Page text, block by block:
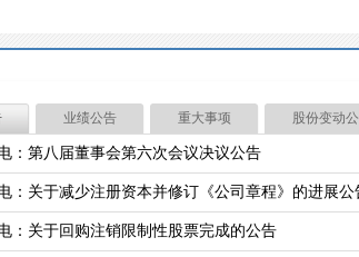
业绩公告 重大事项 股份变动
：第八届董事会第六次会议决议公告
：关于减少注册资本并修订《公司章程》的进展公
：关于回购注销限制性股票完成的公告